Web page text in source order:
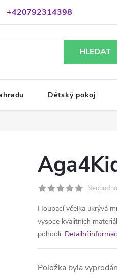
+420792314398
HLEDAT
Dětský pokoj
Houpací včelka ukrývá
vysoce kvalitních
pohodlí. Detailní
Položka byla